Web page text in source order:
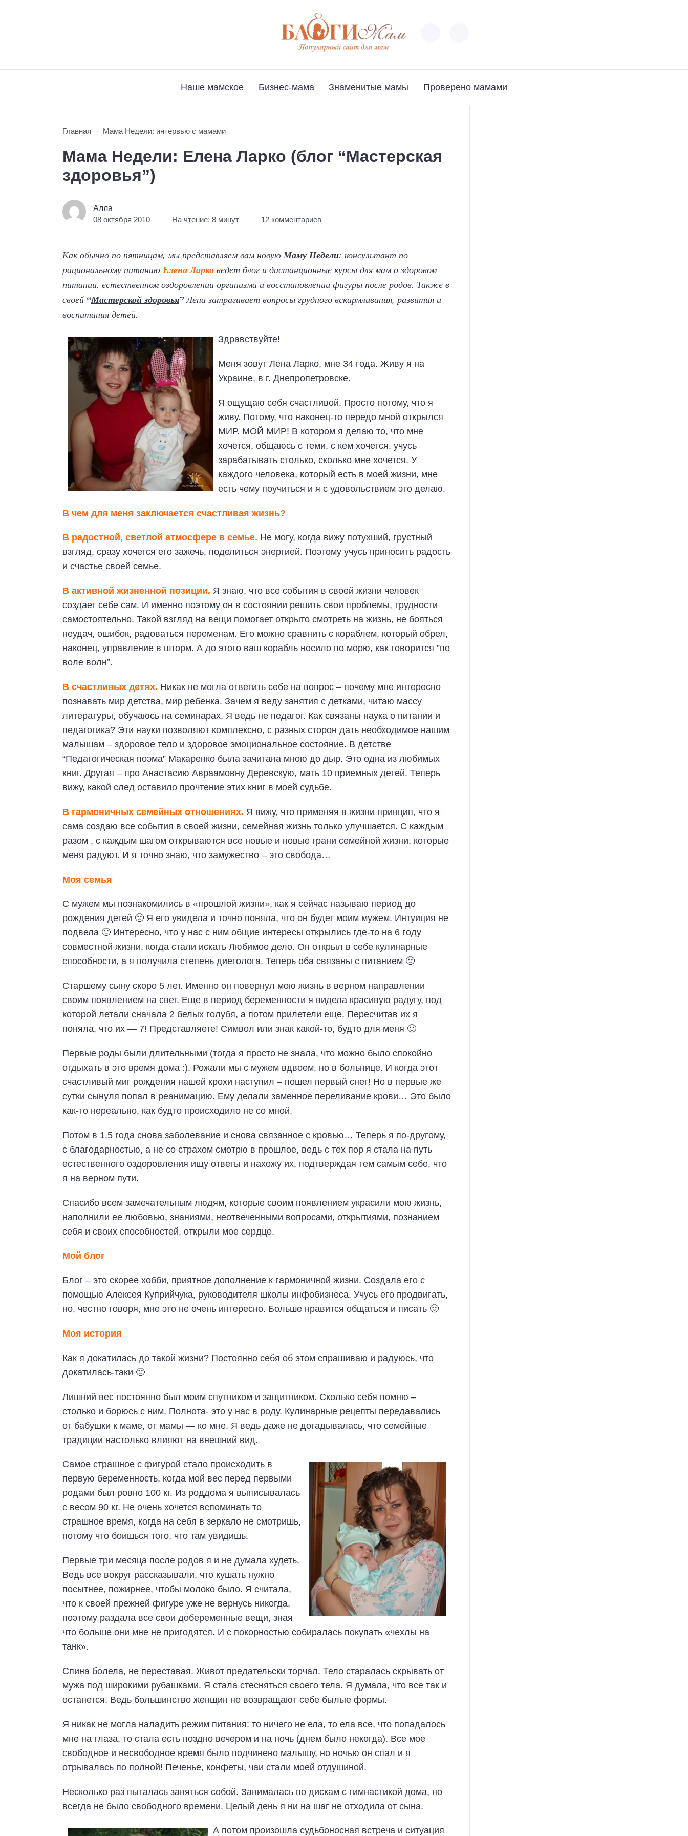
Наше мамское Бизнес-мама Знаменитые мамы Проверено мамами
Главная Мама Недели: интервью с мамами
Мама Недели: Елена Ларко (блог “Мастерская
здоровья”)
Алла
08 октября 2010 На чтение: 8 минут 12 комментариев
Как обычно по пятницам, мы представляем вам новуюМаму Недели: консультант по
рациональному питанию Елена Ларко ведет блог и дистанционные курсы для мам о здоровом
питании, естественном оздоровлении организма и восстановлении фигуры после родов. Также в
своей “Мастерской здоровья”Лена затрагивает вопросы грудного вскармливания, развития и
воспитания детей.
Здравствуйте!
Меня зовут Лена Ларко, мне 34 года. Живу я на
Украине, в г. Днепропетровске.
Я ощущаю себя счастливой. Просто потому, что я
живу. Потому, что наконец-то передо мной открылся
МИР. МОЙ МИР! В котором я делаю то, что мне
хочется, общаюсь с теми, с кем хочется, учусь
зарабатывать столько, сколько мне хочется. У
каждого человека, который есть в моей жизни, мне
есть чему поучиться и я с удовольствием это делаю.
В чем для меня заключается счастливая жизнь?
В радостной, светлой атмосфере в семье. Не могу, когда вижу потухший, грустный
взгляд, сразу хочется его зажечь, поделиться энергией. Поэтому учусь приносить радость
и счастье своей семье.
В активной жизненной позиции. Я знаю, что все события в своей жизни человек
создает себе сам. И именно поэтому он в состоянии решить свои проблемы, трудности
самостоятельно. Такой взгляд на вещи помогает открыто смотреть на жизнь, не бояться
неудач, ошибок, радоваться переменам. Его можно сравнить с кораблем, который обрел,
наконец, управление в шторм. А до этого ваш корабль носило по морю, как говорится ”по
воле волн”.
В счастливых детях. Никак не могла ответить себе на вопрос – почему мне интересно
познавать мир детства, мир ребенка. Зачем я веду занятия с детками, читаю массу
литературы, обучаюсь на семинарах. Я ведь не педагог. Как связаны наука о питании и
педагогика? Эти науки позволяют комплексно, с разных сторон дать необходимое нашим
малышам – здоровое тело и здоровое эмоциональное состояние. В детстве
“Педагогическая поэма” Макаренко была зачитана мною до дыр. Это одна из любимых
книг. Другая – про Анастасию Авраамовну Деревскую, мать 10 приемных детей. Теперь
вижу, какой след оставило прочтение этих книг в моей судьбе.
В гармоничных семейных отношениях. Я вижу, что применяя в жизни принцип, что я
сама создаю все события в своей жизни, семейная жизнь только улучшается. С каждым
разом , с каждым шагом открываются все новые и новые грани семейной жизни, которые
меня радуют. И я точно знаю, что замужество – это свобода…
Моя семья
С мужем мы познакомились в «прошлой жизни», как я сейчас называю период до
рождения детей 🙂 Я его увидела и точно поняла, что он будет моим мужем. Интуиция не
подвела 🙂 Интересно, что у нас с ним общие интересы открылись где-то на 6 году
совместной жизни, когда стали искать Любимое дело. Он открыл в себе кулинарные
способности, а я получила степень диетолога. Теперь оба связаны с питанием 🙂
Старшему сыну скоро 5 лет. Именно он повернул мою жизнь в верном направлении
своим появлением на свет. Еще в период беременности я видела красивую радугу, под
которой летали сначала 2 белых голубя, а потом прилетели еще. Пересчитав их я
поняла, что их — 7! Представляете! Символ или знак какой-то, будто для меня 🙂
Первые роды были длительными (тогда я просто не знала, что можно было спокойно
отдыхать в это время дома :). Рожали мы с мужем вдвоем, но в больнице. И когда этот
счастливый миг рождения нашей крохи наступил – пошел первый снег! Но в первые же
сутки сынуля попал в реанимацию. Ему делали заменное переливание крови… Это было
как-то нереально, как будто происходило не со мной.
Потом в 1.5 года снова заболевание и снова связанное с кровью… Теперь я по-другому,
с благодарностью, а не со страхом смотрю в прошлое, ведь с тех пор я стала на путь
естественного оздоровления ищу ответы и нахожу их, подтверждая тем самым себе, что
я на верном пути.
Спасибо всем замечательным людям, которые своим появлением украсили мою жизнь,
наполнили ее любовью, знаниями, неотвеченными вопросами, открытиями, познанием
себя и своих способностей, открыли мое сердце.
Мой блог
Блог – это скорее хобби, приятное дополнение к гармоничной жизни. Создала его с
помощью Алексея Куприйчука, руководителя школы инфобизнеса. Учусь его продвигать,
но, честно говоря, мне это не очень интересно. Больше нравится общаться и писать 🙂
Моя история
Как я докатилась до такой жизни? Постоянно себя об этом спрашиваю и радуюсь, что
докатилась-таки 🙂
Лишний вес постоянно был моим спутником и защитником. Сколько себя помню –
столько и борюсь с ним. Полнота- это у нас в роду. Кулинарные рецепты передавались
от бабушки к маме, от мамы — ко мне. Я ведь даже не догадывалась, что семейные
традиции настолько влияют на внешний вид.
Самое страшное с фигурой стало происходить в
первую беременность, когда мой вес перед первыми
родами был ровно 100 кг. Из роддома я выписывалась
с весом 90 кг. Не очень хочется вспоминать то
страшное время, когда на себя в зеркало не смотришь,
потому что боишься того, что там увидишь.
Первые три месяца после родов я и не думала худеть.
Ведь все вокруг рассказывали, что кушать нужно
посытнее, пожирнее, чтобы молоко было. Я считала,
что к своей прежней фигуре уже не вернусь никогда,
поэтому раздала все свои добеременные вещи, зная
что больше они мне не пригодятся. И с покорностью собиралась покупать «чехлы на
танк».
Спина болела, не переставая. Живот предательски торчал. Тело старалась скрывать от
мужа под широкими рубашками. Я стала стесняться своего тела. Я думала, что все так и
останется. Ведь большинство женщин не возвращают себе былые формы.
Я никак не могла наладить режим питания: то ничего не ела, то ела все, что попадалось
мне на глаза, то стала есть поздно вечером и на ночь (днем было некогда). Все мое
свободное и несвободное время было подчинено малышу, но ночью он спал и я
отрывалась по полной! Печенье, конфеты, чаи стали моей отдушиной.
Несколько раз пыталась заняться собой. Занималась по дискам с гимнастикой дома, но
всегда не было свободного времени. Целый день я ни на шаг не отходила от сына.
А потом произошла судьбоносная встреча и ситуация